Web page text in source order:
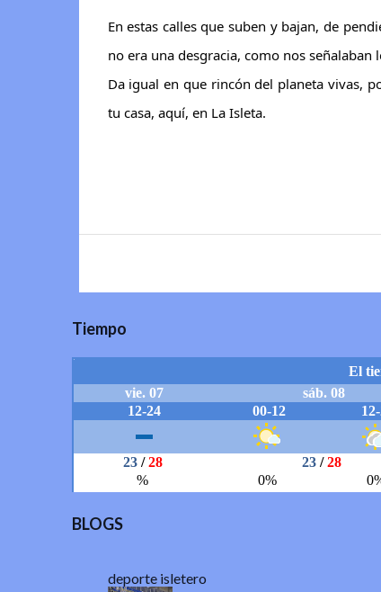
En estas calles que suben y bajan, de
no era una desgracia, como nos
Da igual en que rincón del planeta vivas,
tu casa, aquí, en La Isleta.
Tiempo
BLOGS
deporte isletero